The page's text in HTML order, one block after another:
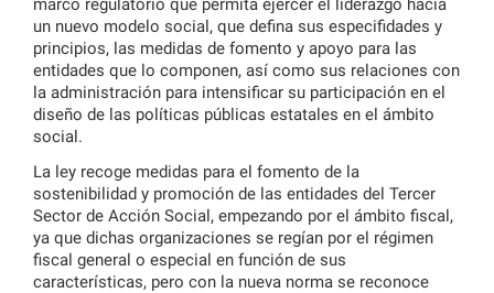
marco regulatorio que permita ejercer el liderazgo hacia
un nuevo modelo social, que defina sus especifidades y
principios, las medidas de fomento y apoyo para las
entidades que lo componen, así como sus relaciones con
la administración para intensificar su participación en el
diseño de las políticas públicas estatales en el ámbito
social.
La ley recoge medidas para el fomento de la
sostenibilidad y promoción de las entidades del Tercer
Sector de Acción Social, empezando por el ámbito fiscal,
ya que dichas organizaciones se regían por el régimen
fiscal general o especial en función de sus
características, pero con la nueva norma se reconoce